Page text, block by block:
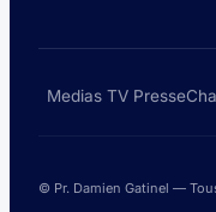
Medias TV Presse
© Pr. Damien Gatinel —